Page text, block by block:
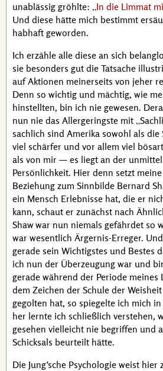
unablässig gröhlte:
In die Limmat
Und diese hätte mich bestimmt
habhaft geworden.
Ich erzähle alle diese an sich
sie besonders gut die Tatsache
auf Aktionen meinerseits von jeher
Denn so wichtig und mächtig, wie
hinstellten, bin ich nie gewesen.
nun nie das Allergeringste mit
sachlich sind Amerika sowohl als die
viel schärfer und vor allem viel
als von mir — es liegt an der
Persönlichkeit. Hier denn setzt
Beziehung zum Sinnbilde Bernard
ein Mensch Erlebnisse hat, die er
kann, schaut er zunächst nach
Shawwar nun niemals gefährdet so
war wesentlich Ärgernis-Erreger.
gerade sein Wichtigstes und Bestes
ich nun der Überzeugung war und
gerade während der Periode meines
dem Zeichen der Schule der
gegolten hat, so spiegelte ich mich in
her lernte ich schließlich verstehen,
gesehen vielleicht nie begriffen und
Schicksals beurteilt hätte.
Die Jung’sche Psychologie weist hier